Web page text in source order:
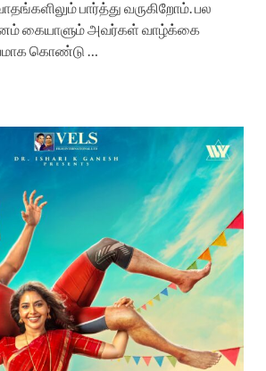
பார்த்து வருகிறோம். பல
கையாளும் அவர்கள் வாழ்க்கை
கொண்டு …